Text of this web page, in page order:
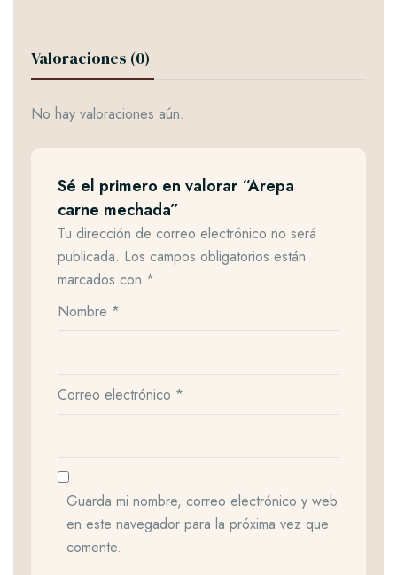
Valoraciones (0)
No hay valoraciones aún.
Sé el primero en valorar “Arepa
carne mechada”
Tu dirección de correo electrónico no será
publicada. Los campos obligatorios están
marcados con *
Nombre *
Correo electrónico *
Guarda mi nombre, correo electrónico y web
en este navegador para la próxima vez que
comente.